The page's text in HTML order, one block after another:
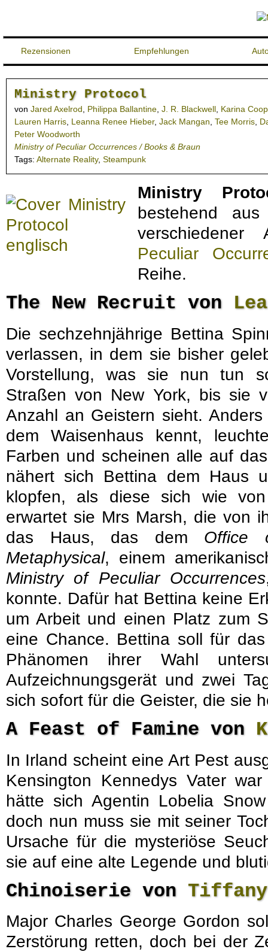
Rezensionen Empfehlungen
Ministry Protocol
von Jared Axelrod, Philippa Ballantine, J. R. Blackwell, Karina
Lauren Harris, Leanna Renee Hieber, Jack Mangan, Tee Morris,
Peter Woodworth
Ministry of Peculiar Occurrences / Books & Braun
Tags: Alternate Reality, Steampunk
Ministry
bestehend aus
Peculiar
Reihe.
The New Recruit von
Die sechzehnjährige Bettina
verlassen, in dem sie bisher
Vorstellung, was sie nun tun
Straßen von New York, bis sie
Anzahl an Geistern sieht.
dem Waisenhaus kennt,
Farben und scheinen alle auf
nähert sich Bettina dem Haus
klopfen, als diese sich wie
erwartet sie Mrs Marsh, die von
das Haus, das dem Office
Metaphysical, einem
Ministry of Peculiar Occurrences
konnte. Dafür hat Bettina keine
um Arbeit und einen Platz zum
eine Chance. Bettina soll für
Phänomen ihrer Wahl
Aufzeichnungsgerät und zwei
sich sofort für die Geister, die sie
A Feast of Famine von
In Irland scheint eine Art Pest
Kensington Kennedys Vater
hätte sich Agentin Lobelia
doch nun muss sie mit seiner
Ursache für die mysteriöse
sie auf eine alte Legende und
Chinoiserie von
Major Charles George Gordon
Zerstörung retten, doch bei der